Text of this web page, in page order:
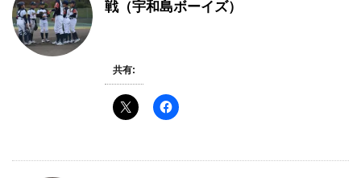
戦（宇和島ボーイズ）
共有: